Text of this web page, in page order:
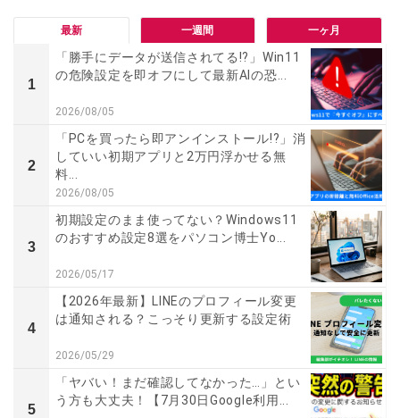
最新 一週間 一ヶ月
1
「勝手にデータが送信されてる!?」Win11
の危険設定を即オフにして最新AIの恐...
2026/08/05
2
「PCを買ったら即アンインストール!?」消
していい初期アプリと2万円浮かせる無
料...
2026/08/05
3
初期設定のまま使ってない？Windows11
のおすすめ設定8選をパソコン博士Yo...
2026/05/17
4
【2026年最新】LINEのプロフィール変更
は通知される？こっそり更新する設定術
2026/05/29
5
「ヤバい！まだ確認してなかった…」とい
う方も大丈夫！【7月30日Google利用...